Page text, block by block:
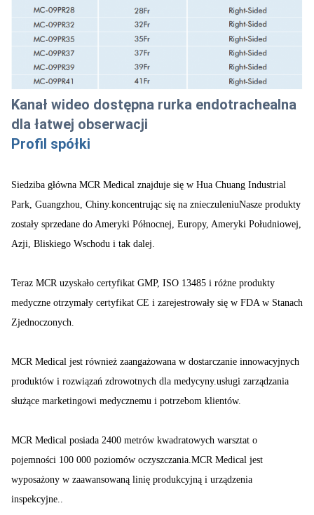
Kanał wideo dostępna rurka endotrachealna
dla łatwej obserwacji
Profil spółki
Siedziba główna MCR Medical znajduje się w Hua Chuang Industrial
Park, Guangzhou, Chiny.koncentrując się na znieczuleniuNasze produkty
zostały sprzedane do Ameryki Północnej, Europy, Ameryki Południowej,
Azji, Bliskiego Wschodu i tak dalej.
Teraz MCR uzyskało certyfikat GMP, ISO 13485 i różne produkty
medyczne otrzymały certyfikat CE i zarejestrowały się w FDA w Stanach
Zjednoczonych.
MCR Medical jest również zaangażowana w dostarczanie innowacyjnych
produktów i rozwiązań zdrowotnych dla medycyny.usługi zarządzania
służące marketingowi medycznemu i potrzebom klientów.
MCR Medical posiada 2400 metrów kwadratowych warsztat o
pojemności 100 000 poziomów oczyszczania.MCR Medical jest
wyposażony w zaawansowaną linię produkcyjną i urządzenia
inspekcyjne..